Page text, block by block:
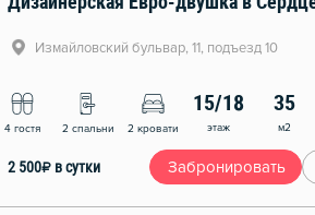
Измайловский бульвар, 11, подъезд 10
4 гостя 2 спальни 2 кровати
15/18
этаж
35
м2
2 500₽ в сутки Забронировать